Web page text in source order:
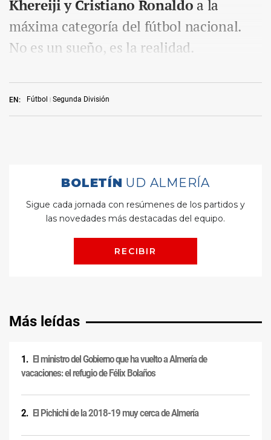
EN: Fútbol Segunda División
Khereiji y Cristiano Ronaldo a la
máxima categoría del fútbol nacional.
No es un sueño, es la realidad.
Más leídas
El ministro del Gobierno que ha vuelto a Almería de
vacaciones: el refugio de Félix Bolaños
El Pichichi de la 2018-19 muy cerca de Almería